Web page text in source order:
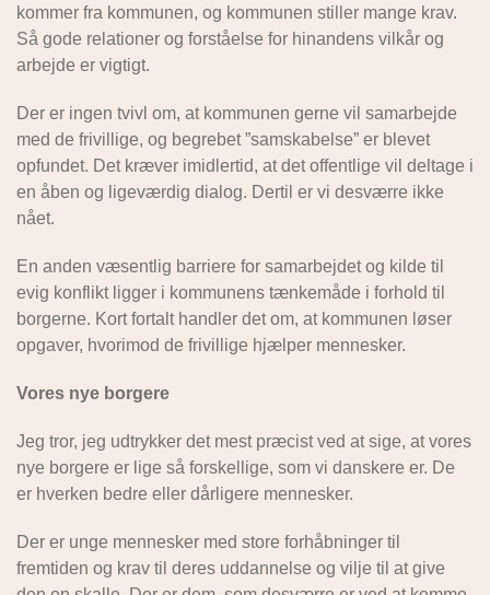
kommer fra kommunen, og kommunen stiller mange krav.
Så gode relationer og forståelse for hinandens vilkår og
arbejde er vigtigt.
Der er ingen tvivl om, at kommunen gerne vil samarbejde
med de frivillige, og begrebet ”samskabelse” er blevet
opfundet. Det kræver imidlertid, at det offentlige vil deltage i
en åben og ligeværdig dialog. Dertil er vi desværre ikke
nået.
En anden væsentlig barriere for samarbejdet og kilde til
evig konflikt ligger i kommunens tænkemåde i forhold til
borgerne. Kort fortalt handler det om, at kommunen løser
opgaver, hvorimod de frivillige hjælper mennesker.
Vores nye borgere
Jeg tror, jeg udtrykker det mest præcist ved at sige, at vores
nye borgere er lige så forskellige, som vi danskere er. De
er hverken bedre eller dårligere mennesker.
Der er unge mennesker med store forhåbninger til
fremtiden og krav til deres uddannelse og vilje til at give